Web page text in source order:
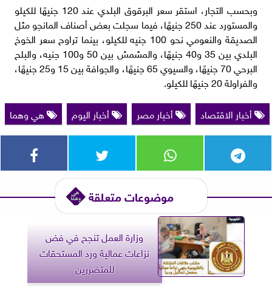
وبحسب التجار، استقر سعر البرقوق البلدي عند 120 جنيهًا للكيلو
والمستورد عند 250 جنيهًا، فيما سجلت بعض أصناف المانجو مثل
الصديقة والنعومي نحو 100 جنيه للكيلو، بينما تراوح سعر الخوخ
البلدي بين 35 و40 جنيهًا، والمشمش بين 50 و100 جنيه، والبلح
البرحي 70 جنيهًا، والسيوي 65 جنيهًا، والجوافة بين 15 و25 جنيهًا،
والفراولة 20 جنيهًا للكيلو.
أخبار الاقتصاد
أخبار مصر أخبار اليوم هي وهما
موضوعات متعلقة
وزارة العمل تنجح في فض
نزاعات عمالية ورد المستحقات
للمتضررين